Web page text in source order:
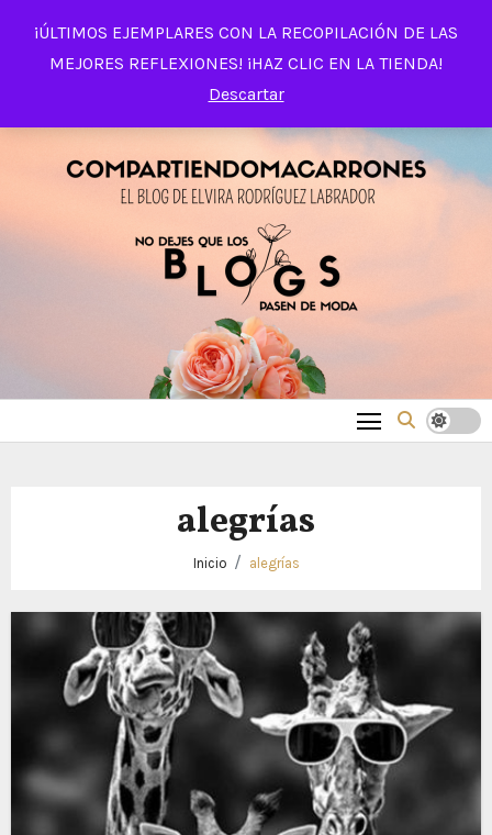
¡ÚLTIMOS EJEMPLARES CON LA RECOPILACIÓN DE LAS
MEJORES REFLEXIONES! ¡HAZ CLIC EN LA TIENDA!
Descartar
contenido
alegrías
Inicio alegrías